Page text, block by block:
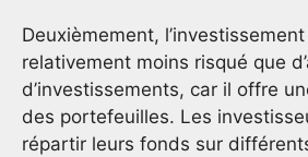
Deuxièmement,
relativement moins risqué que
d’investissements, car il offre
des portefeuilles. Les
répartir leurs fonds sur